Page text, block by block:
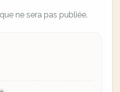
ne sera pas publiée.